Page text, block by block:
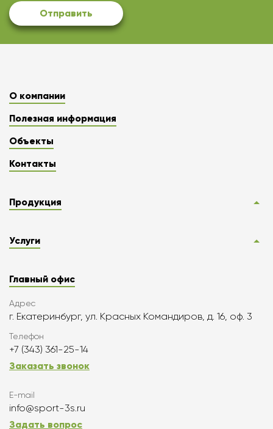
Отправить
О компании
Полезная информация
Объекты
Контакты
Продукция
Услуги
Главный офис
Адрес
г. Екатеринбург, ул. Красных Командиров, д. 16, оф. 3
Телефон
+7 (343) 361-25-14
Заказать звонок
E-mail
info@sport-3s.ru
Задать вопрос